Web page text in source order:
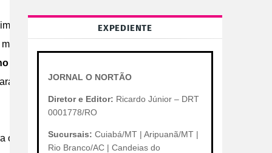
parcerias que
profissional está
Melo, coordenador de
conectar os jovens às
o mercado de trabalho e
EXPEDIENTE
JORNAL O NORTÃO
Diretor e Editor: Ricardo Júnior – DRT
0001778/RO
Sucursais: Cuiabá/MT | Aripuanã/MT |
Rio Branco/AC | Candeias do